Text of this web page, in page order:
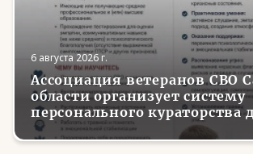
6 августа 2026 г.
Ассоциация ветеранов СВО
области организует систему
персонального кураторства
трудоустройства и
вернувшихся с фронта